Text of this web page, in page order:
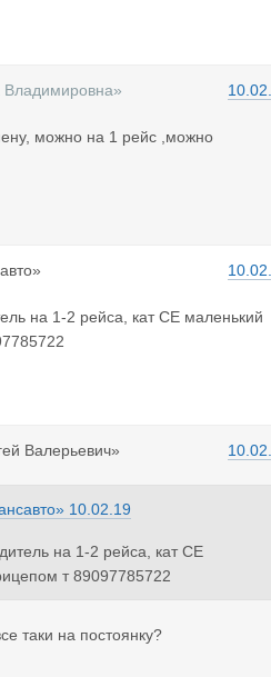
можно на 1 рейс ,можно
на 1-2 рейса, кат СЕ маленький
Валерьевич»
10.02.19
на 1-2 рейса, кат СЕ
т 89097785722
таки на постоянку?